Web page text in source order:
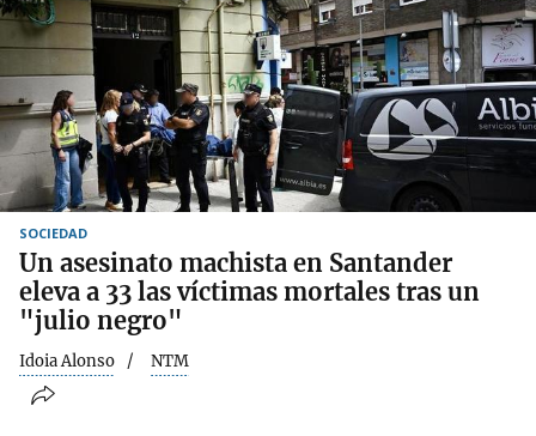
SOCIEDAD
Un asesinato machista en Santander
eleva a 33 las víctimas mortales tras un
"julio negro"
Idoia Alonso NTM